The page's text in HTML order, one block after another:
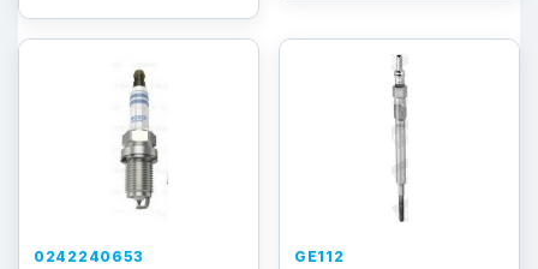
0242240653 GE112